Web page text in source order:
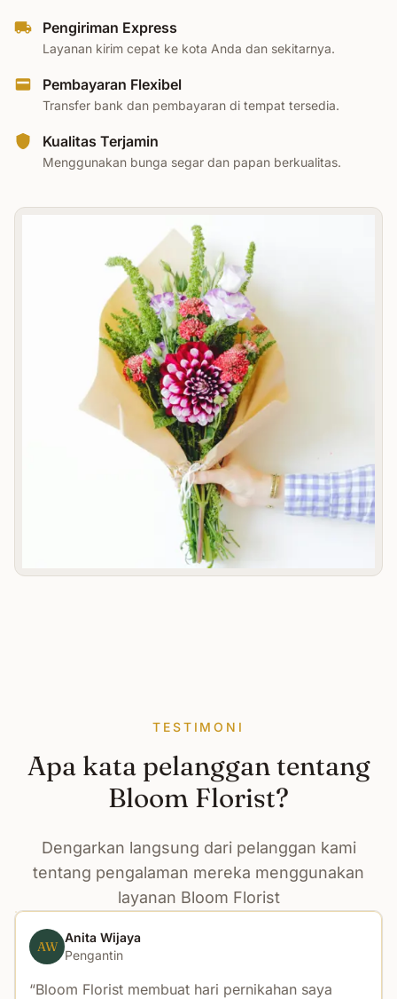
Pengiriman Express
Layanan kirim cepat ke kota Anda dan sekitarnya.
Pembayaran Flexibel
Transfer bank dan pembayaran di tempat tersedia.
Kualitas Terjamin
Menggunakan bunga segar dan papan berkualitas.
TESTIMONI
Apa kata pelanggan tentang
Bloom Florist?
Dengarkan langsung dari pelanggan kami
tentang pengalaman mereka menggunakan
layanan Bloom Florist
AW
Anita Wijaya
Pengantin
Bloom Florist membuat hari pernikahan saya